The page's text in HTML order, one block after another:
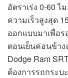
อัตราเร่ง 0-60
ความเร็วสูงสุด
ออกแบบมาเพื่อร
ตอนเย็นค่อนข้าง
Dodge Ram
ต้องการรถกระ